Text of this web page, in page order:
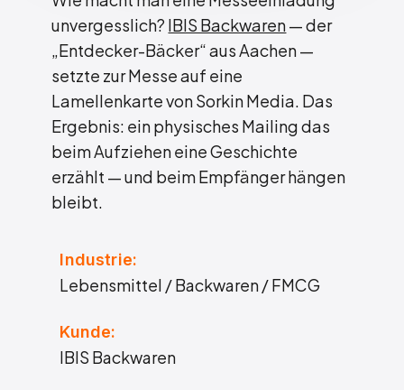
unvergesslich? IBIS Backwaren— der
„Entdecker-Bäcker“ aus Aachen —
setzte zur Messe auf eine
Lamellenkarte von Sorkin Media. Das
Ergebnis: ein physisches Mailing das
beim Aufziehen eine Geschichte
erzählt — und beim Empfänger hängen
bleibt.
Industrie:
Lebensmittel / Backwaren / FMCG
Kunde:
IBIS Backwaren